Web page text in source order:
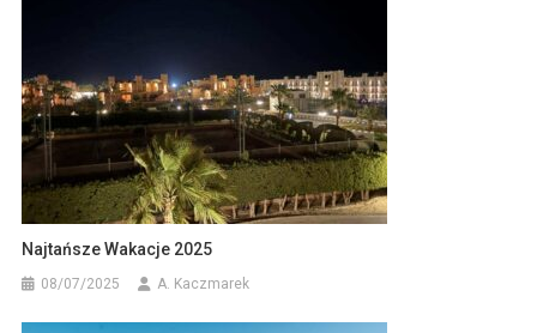
Najtańsze Wakacje 2025
08/07/2025 A. Kaczmarek